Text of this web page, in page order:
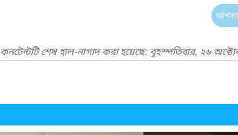
কনটেন্টটি শেষ হাল-নাগাদ করা হয়েছে: বৃহস্পতিবার, ২৬